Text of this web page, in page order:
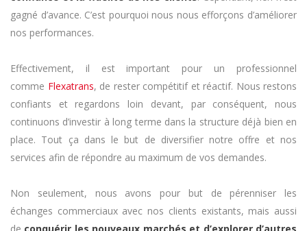
gagné d’avance. C’est pourquoi nous nous efforçons d’améliorer
nos performances.
Effectivement, il est important pour un professionnel
comme Flexatrans, de rester compétitif et réactif. Nous restons
confiants et regardons loin devant, par conséquent, nous
continuons d’investir à long terme dans la structure déjà bien en
place. Tout ça dans le but de diversifier notre offre et nos
services afin de répondre au maximum de vos demandes.
Non seulement, nous avons pour but de pérenniser les
échanges commerciaux avec nos clients existants, mais aussi